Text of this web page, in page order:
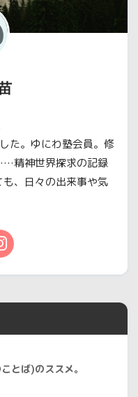
た。ゆにわ塾会員。修
精神世界探求の記録
、日々の出来事や気
とば)のススメ。